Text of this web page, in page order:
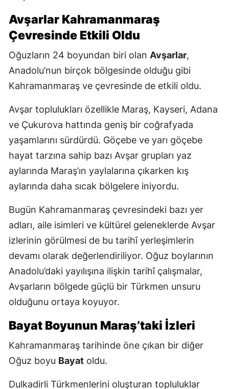
Avşarlar Kahramanmaraş
Çevresinde Etkili Oldu
Oğuzların 24 boyundan biri olan Avşarlar,
Anadolu’nun birçok bölgesinde olduğu gibi
Kahramanmaraş ve çevresinde de etkili oldu.
Avşar toplulukları özellikle Maraş, Kayseri, Adana
ve Çukurova hattında geniş bir coğrafyada
yaşamlarını sürdürdü. Göçebe ve yarı göçebe
hayat tarzına sahip bazı Avşar grupları yaz
aylarında Maraş’ın yaylalarına çıkarken kış
aylarında daha sıcak bölgelere iniyordu.
Bugün Kahramanmaraş çevresindeki bazı yer
adları, aile isimleri ve kültürel geleneklerde Avşar
izlerinin görülmesi de bu tarihî yerleşimlerin
devamı olarak değerlendiriliyor. Oğuz boylarının
Anadolu’daki yayılışına ilişkin tarihî çalışmalar,
Avşarların bölgede güçlü bir Türkmen unsuru
olduğunu ortaya koyuyor.
Bayat Boyunun Maraş’taki İzleri
Kahramanmaraş tarihinde öne çıkan bir diğer
Oğuz boyu Bayat oldu.
Dulkadirli Türkmenlerini oluşturan topluluklar